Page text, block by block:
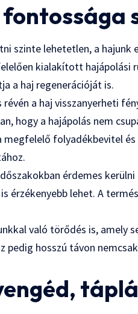
szinte lehetetlen, a
kialakított hajápolási
a haj regenerációját is.
a haj visszanyerheti
hogy a hajápolás nem
megfelelő folyadékbevitel
érdemes
érzékenyebb lehet. A
való törődés is, amely
pedig hosszú távon